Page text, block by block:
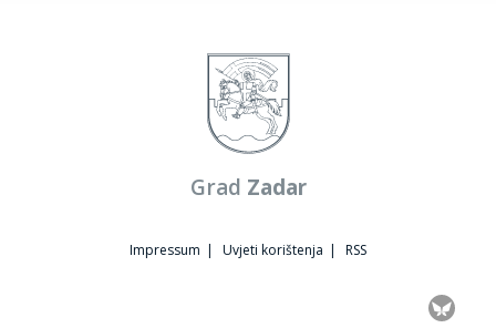
Grad Zadar
Impressum | Uvjeti korištenja | RSS